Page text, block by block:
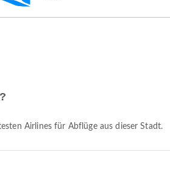
Airlines für Abflüge aus dieser Stadt.